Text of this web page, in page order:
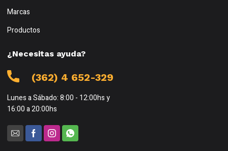
Marcas
Productos
¿Necesitas ayuda?
(362) 4 652-329
Lunes a Sábado: 8:00 - 12:00hs y
16:00 a 20:00hs